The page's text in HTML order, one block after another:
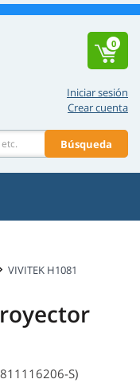
Iniciar sesión
Crear cuenta
Búsqueda
0
VIVITEK H1081
S)